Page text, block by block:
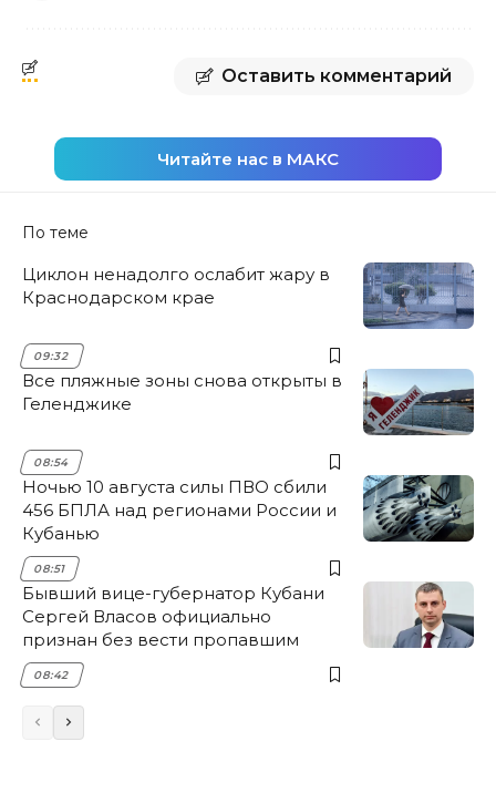
Оставить комментарий
Читайте нас в МАКС
По теме
Циклон ненадолго ослабит жару в
Краснодарском крае
09:32
Все пляжные зоны снова открыты в
Геленджике
08:54
Ночью 10 августа силы ПВО сбили
456 БПЛА над регионами России и
Кубанью
08:51
Бывший вице-губернатор Кубани
Сергей Власов официально
признан без вести пропавшим
08:42